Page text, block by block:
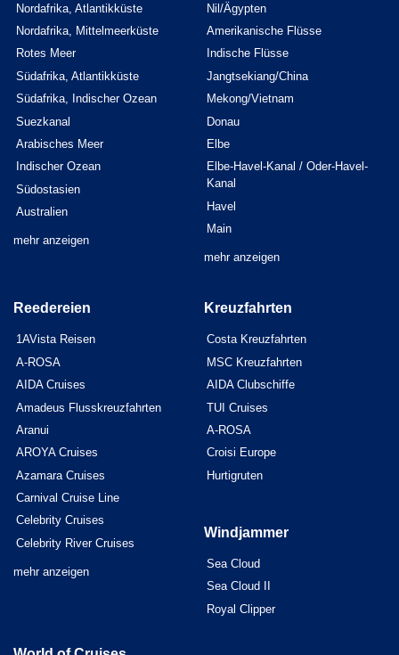
Nordafrika, Atlantikküste
Nordafrika, Mittelmeerküste
Rotes Meer
Südafrika, Atlantikküste
Südafrika, Indischer Ozean
Suezkanal
Arabisches Meer
Indischer Ozean
Südostasien
Australien
mehr anzeigen
Nil/Ägypten
Amerikanische Flüsse
Indische Flüsse
Jangtsekiang/China
Mekong/Vietnam
Donau
Elbe
Elbe-Havel-Kanal / Oder-Havel-
Kanal
Havel
Main
mehr anzeigen
Reedereien
1AVista Reisen
A-ROSA
AIDA Cruises
Amadeus Flusskreuzfahrten
Aranui
AROYA Cruises
Azamara Cruises
Carnival Cruise Line
Celebrity Cruises
Celebrity River Cruises
mehr anzeigen
Kreuzfahrten
Costa Kreuzfahrten
MSC Kreuzfahrten
AIDA Clubschiffe
TUI Cruises
A-ROSA
Croisi Europe
Hurtigruten
Windjammer
Sea Cloud
Sea Cloud II
Royal Clipper